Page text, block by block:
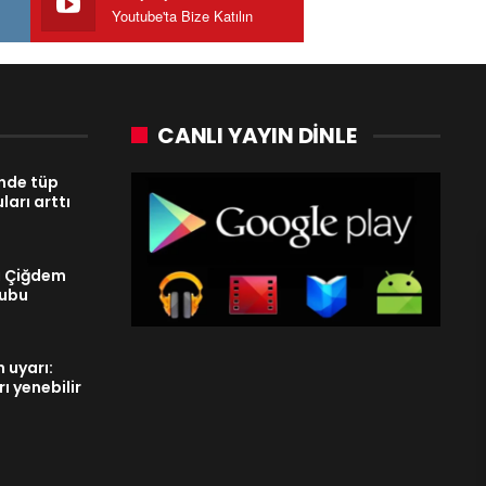
Youtube'ta Bize Katılın
tüp
arttı
uyarı:
yenebilir
CANLI YAYIN DINLE